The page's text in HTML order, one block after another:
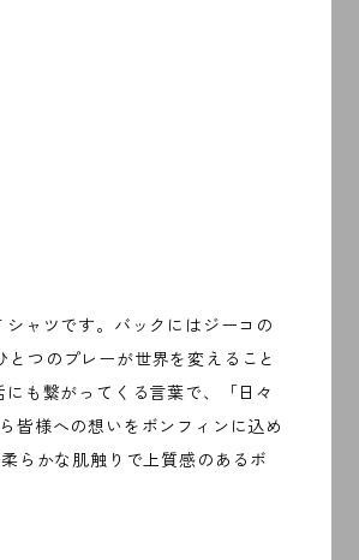
ャツです。バックにはジーコの
つのプレーが世界を変えること
も繋がってくる言葉で、「日々
皆様への想いをボンフィンに込め
らかな肌触りで上質感のあるボ